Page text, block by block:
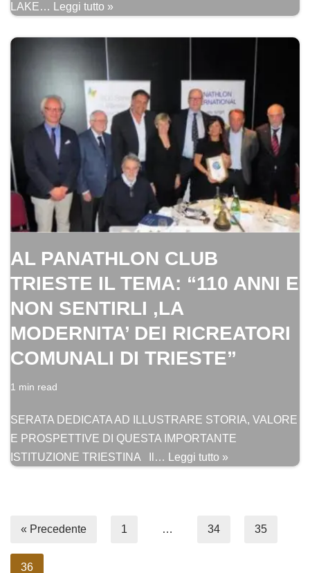
LAKE…
Leggi tutto »
AL PANATHLON CLUB
TRIESTE IL TEMA: “110 ANNI E
NON SENTIRLI ,LA
MODERNITA’ DEI RICREATORI
COMUNALI DI TRIESTE”
1 min read
SERATA DEDICATA AD ILLUSTRARE STORIA, VALORE
E PROSPETTIVE DI QUESTA IMPORTANTE
ISTITUZIONE TRIESTINA Il… Leggi tutto »
« Precedente 1 … 34 35
36